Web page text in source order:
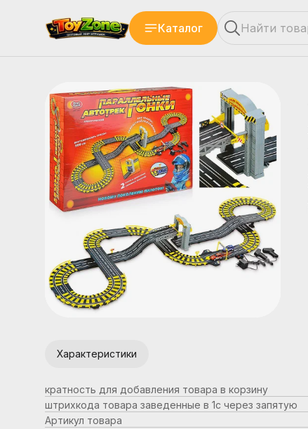
Каталог
Характеристики
кратность для добавления товара в корзину
штрихкода товара заведенные в 1с через запятую
Артикул товара